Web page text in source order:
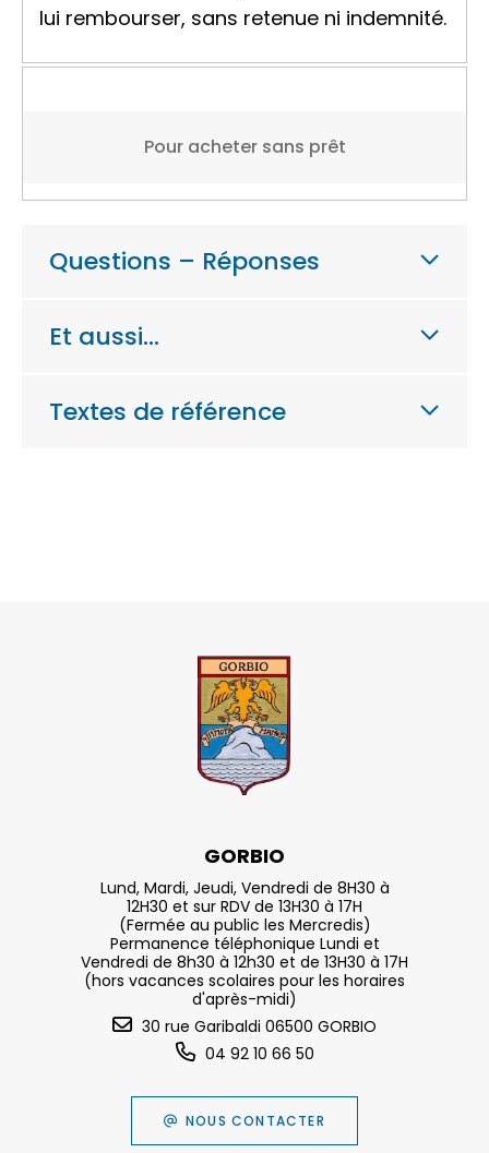
lui rembourser, sans retenue ni indemnité.
Pour acheter sans prêt
Questions – Réponses
Et aussi…
Textes de référence
GORBIO
Lund, Mardi, Jeudi, Vendredi de 8H30 à
12H30 et sur RDV de 13H30 à 17H
(Fermée au public les Mercredis)
Permanence téléphonique Lundi et
Vendredi de 8h30 à 12h30 et de 13H30 à 17H
(hors vacances scolaires pour les horaires
d'après-midi)
30 rue Garibaldi 06500 GORBIO
04 92 10 66 50
NOUS CONTACTER